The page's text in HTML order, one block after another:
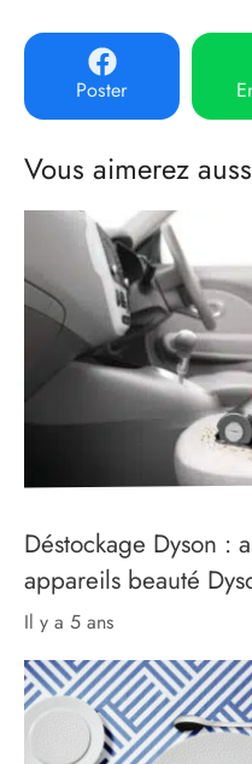
Poster
Vous aimerez
Déstockage Dyson :
appareils beauté
il y a 5 ans